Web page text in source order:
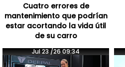
Cuatro errores de
mantenimiento que podrían
estar acortando la vida útil
de su carro
Jul 23 /26 09:34